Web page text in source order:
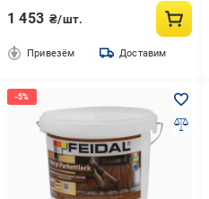
1 453 ₴/шт.
Привезём Доставим